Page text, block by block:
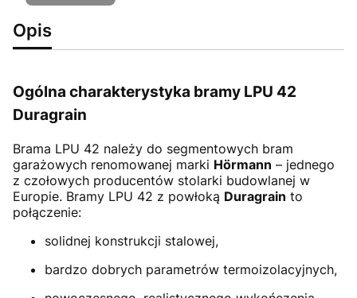
Opis
Ogólna charakterystyka bramy LPU 42
Duragrain
Brama LPU 42 należy do segmentowych bram
garażowych renomowanej marki Hörmann – jednego
z czołowych producentów stolarki budowlanej w
Europie. Bramy LPU 42 z powłoką Duragrain to
połączenie:
solidnej konstrukcji stalowej,
bardzo dobrych parametrów termoizolacyjnych,